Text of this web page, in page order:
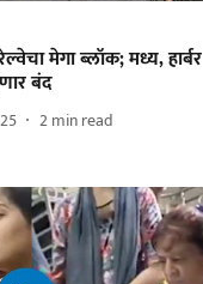
मेगा ब्लॉक; मध्य, हार्बर
बंद
2min read